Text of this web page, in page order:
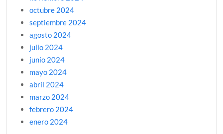
octubre 2024
septiembre 2024
agosto 2024
julio 2024
junio 2024
mayo 2024
abril 2024
marzo 2024
febrero 2024
enero 2024